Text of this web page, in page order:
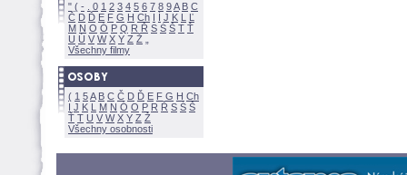
" ( - 0 1 2 3 4 5 6 7 8 9A B C
Č D Ď E F G H Ch I Í J K L
Ľ
M N O Ó P Q R Ř S Ś T Ť
U Ú V W X Y Z
Všechny filmy
( 1 5A B C Č D Ď E F G H Ch
I J K L M N Ó O P R Ř S Ś
Ť T U V W X Y Z
Všechny osobnosti